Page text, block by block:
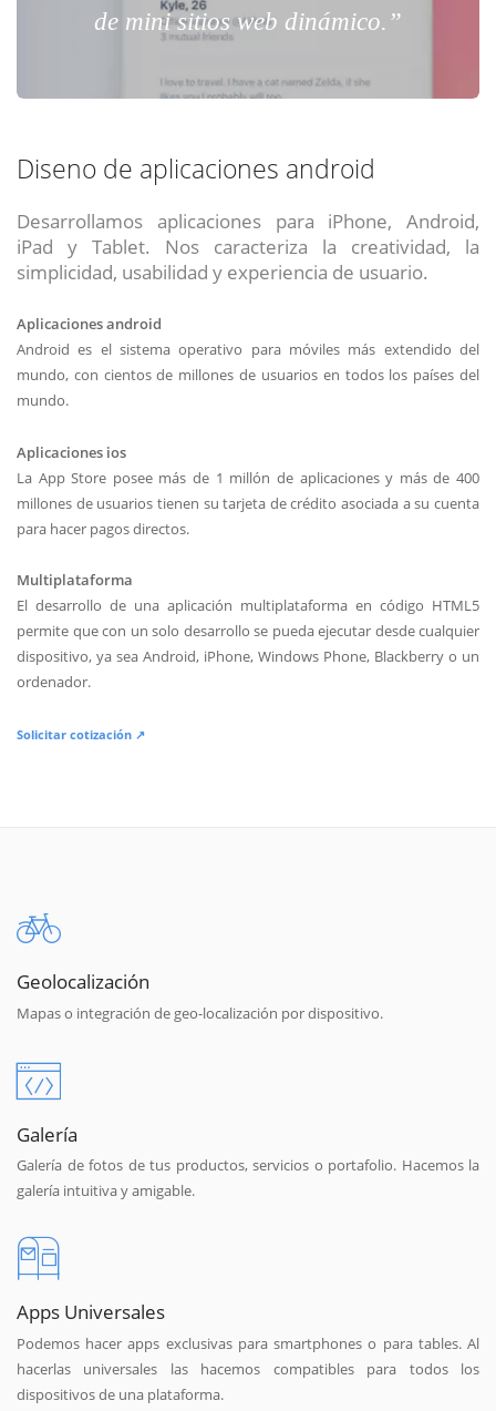
de mini sitios web dinámico.”
Diseno de aplicaciones android
Desarrollamos aplicaciones para iPhone, Android,
iPad y Tablet. Nos caracteriza la creatividad, la
simplicidad, usabilidad y experiencia de usuario.
Aplicaciones android
Android es el sistema operativo para móviles más extendido del
mundo, con cientos de millones de usuarios en todos los países del
mundo.
Aplicaciones ios
La App Store posee más de 1 millón de aplicaciones y más de 400
millones de usuarios tienen su tarjeta de crédito asociada a su cuenta
para hacer pagos directos.
Multiplataforma
El desarrollo de una aplicación multiplataforma en código HTML5
permite que con un solo desarrollo se pueda ejecutar desde cualquier
dispositivo, ya sea Android, iPhone, Windows Phone, Blackberry o un
ordenador.
Solicitar cotización ↗
Geolocalización
Mapas o integración de geo-localización por dispositivo.
Galería
Galería de fotos de tus productos, servicios o portafolio. Hacemos la
galería intuitiva y amigable.
Apps Universales
Podemos hacer apps exclusivas para smartphones o para tables. Al
hacerlas universales las hacemos compatibles para todos los
dispositivos de una plataforma.